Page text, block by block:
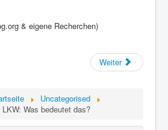
& eigene Recherchen)
Weiter
Uncategorised
Was bedeutet das?